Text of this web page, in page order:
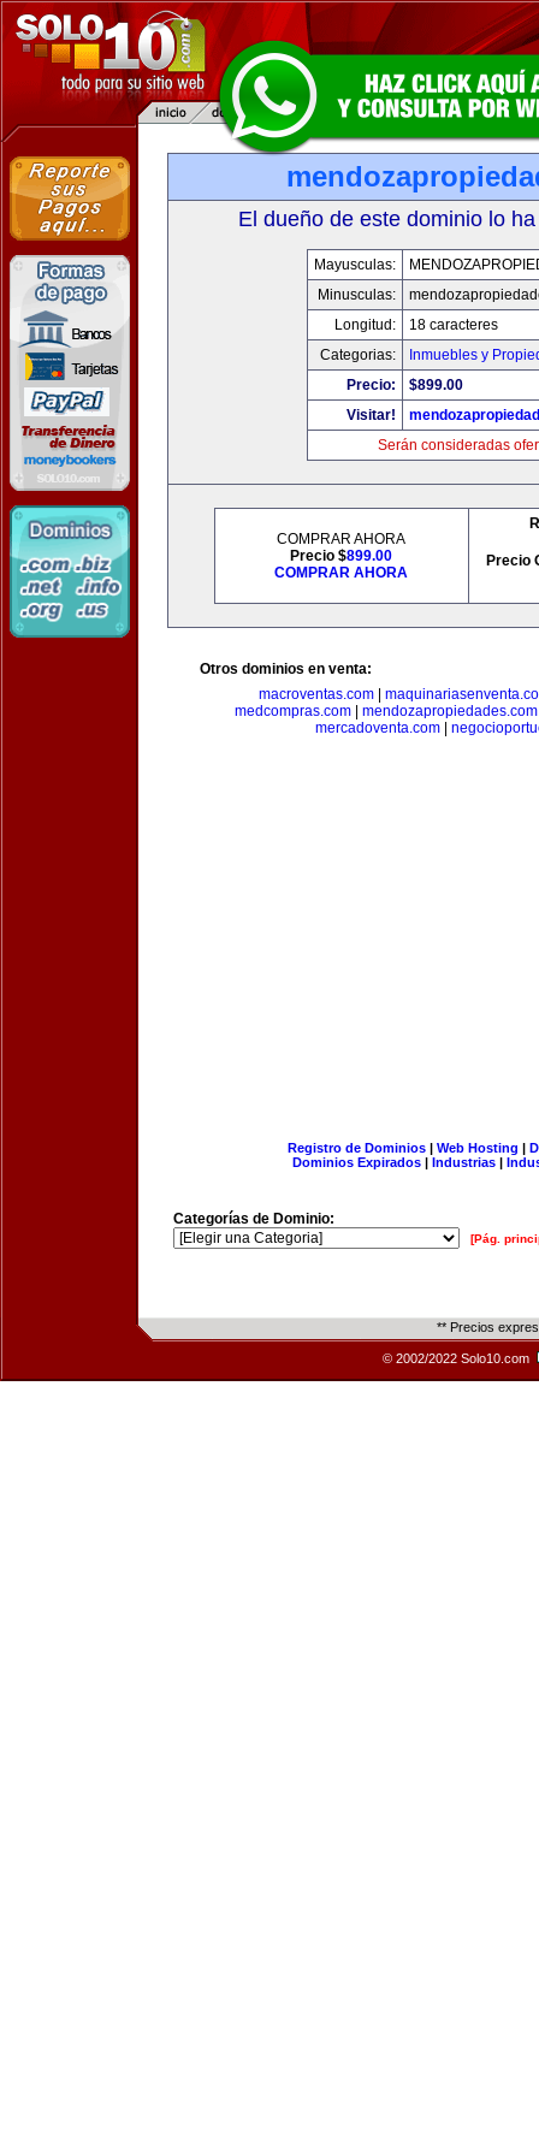
El dueño de este dominio lo
Mayusculas:
Minusculas:
Longitud:
18 caracteres
Categorias:
Inmuebles y
Precio:
$899.00
Visitar!
Serán consideradas
COMPRAR AHORA
Precio $899.00
COMPRAR AHORA
Precio
Otros dominios en venta:
macroventas.com
medcompras.com| mendozapropiedades.com
mercadoventa.com
Registro de Dominios| Web Hosting |
Dominios Expirados | Industrias |
Categorías de Dominio:
[Pág.
** Precios
© 2002/2022 Solo10.com